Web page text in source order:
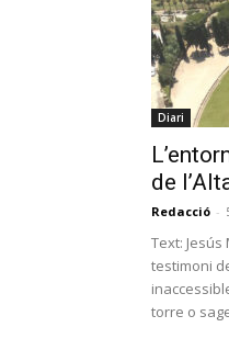
Diari
de
Redacció -
Text:
testimoni
torre o